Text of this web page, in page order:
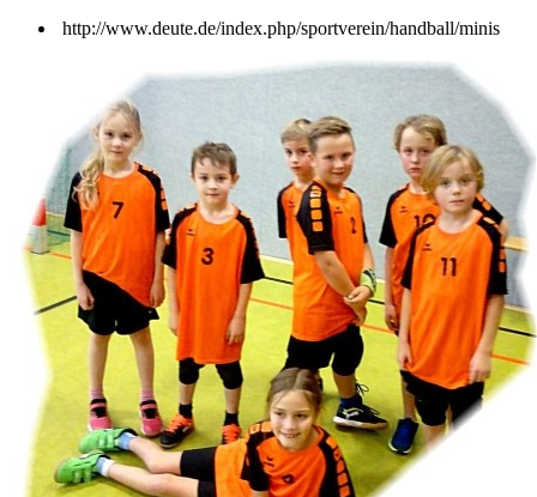
http://www.deute.de/index.php/sportverein/handball/minis